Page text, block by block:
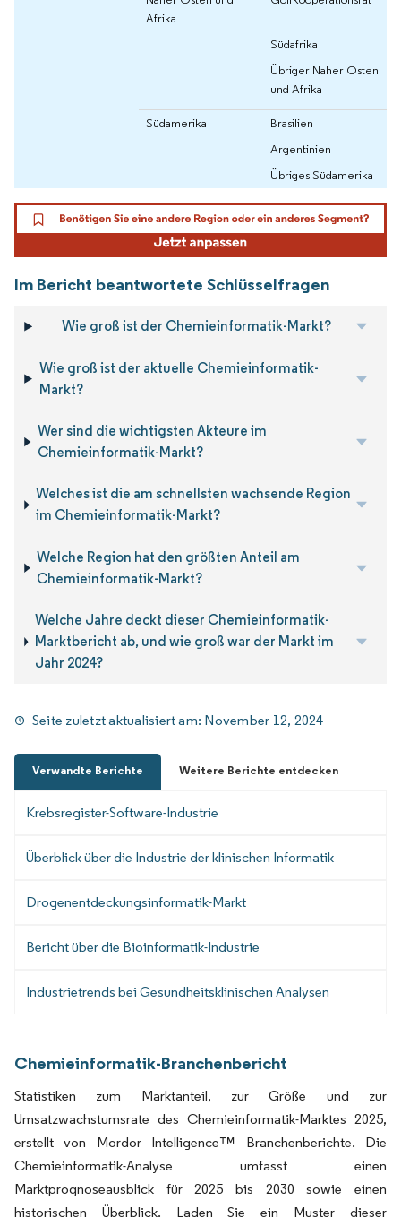
Afrika
Südafrika
Übriger Naher Osten
und Afrika
Südamerika
Brasilien
Argentinien
Übriges Südamerika
Im Bericht beantwortete Schlüsselfragen
Wie groß ist der Chemieinformatik-Markt?
Wie groß ist der aktuelle Chemieinformatik-
Markt?
Wer sind die wichtigsten Akteure im
Chemieinformatik-Markt?
Welches ist die am schnellsten wachsende Region
im Chemieinformatik-Markt?
Welche Region hat den größten Anteil am
Chemieinformatik-Markt?
Welche Jahre deckt dieser Chemieinformatik-
Marktbericht ab, und wie groß war der Markt im
Jahr 2024?
Seite zuletzt aktualisiert am: November 12, 2024
Verwandte Berichte Weitere Berichte entdecken
Krebsregister-Software-Industrie
Überblick über die Industrie der klinischen Informatik
Drogenentdeckungsinformatik-Markt
Bericht über die Bioinformatik-Industrie
Industrietrends bei Gesundheitsklinischen Analysen
Chemieinformatik-Branchenbericht
Statistiken zum Marktanteil, zur Größe und zur
Umsatzwachstumsrate des Chemieinformatik-Marktes 2025,
erstellt von Mordor Intelligence™ Branchenberichte. Die
Chemieinformatik-Analyse umfasst einen
Marktprognoseausblick für 2025 bis 2030 sowie einen
historischen Überblick. Laden Sie ein Muster dieser